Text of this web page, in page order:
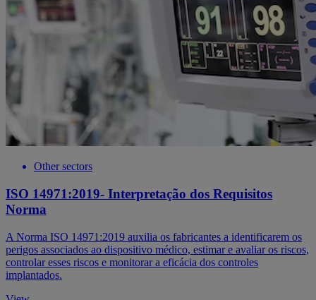
Other sectors
ISO 14971:2019- Interpretação dos Requisitos
Norma
A Norma ISO 14971:2019 auxilia os fabricantes a identificarem os
perigos associados ao dispositivo médico, estimar e avaliar os riscos,
controlar esses riscos e monitorar a eficácia dos controles
implantados.